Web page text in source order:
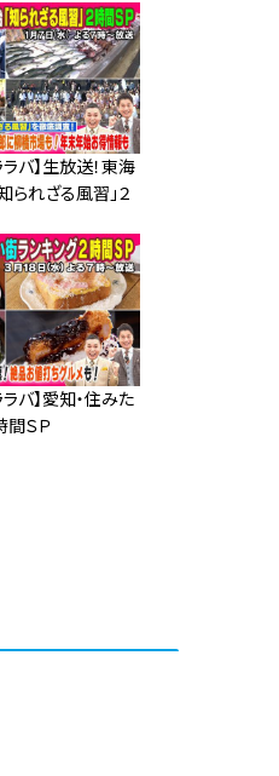
バ】生放送！東海
られざる風習」２
バ】愛知・住みた
間ＳＰ